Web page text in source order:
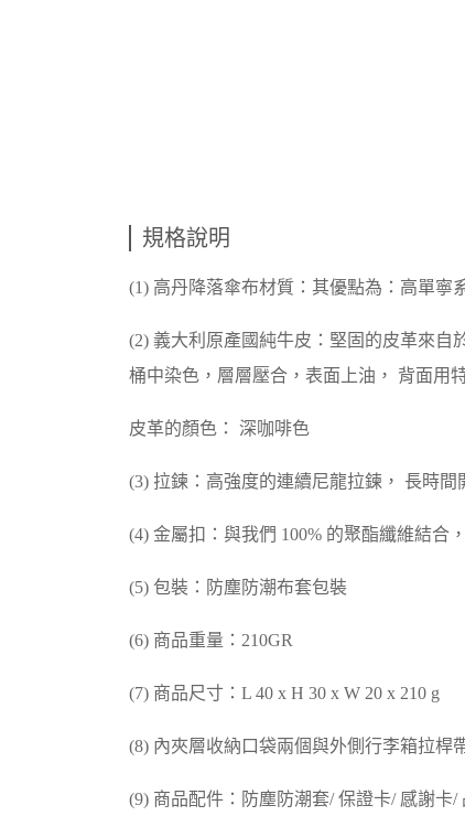
規格說明
(1) 高丹降落傘布材質：其優點為：高單寧
(2) 義大利原產國純牛皮：堅固的皮革來自
桶中染色，層層壓合，表面上油， 背面用
皮革的顏色： 深咖啡色
(3) 拉鍊：高強度的連續尼龍拉鍊， 長時間
(4) 金屬扣：與我們 100% 的聚酯纖維結合
(5) 包裝：防塵防潮布套包裝
(6) 商品重量：210GR
(7) 商品尺寸：L 40 x H 30 x W 20 x 210 g
(8) 內夾層收納口袋兩個與外側行李箱拉桿
(9) 商品配件：防塵防潮套/ 保證卡/ 感謝卡/